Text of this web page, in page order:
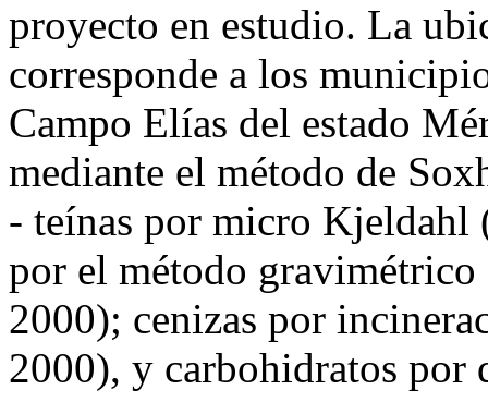
proyecto en estudio. La
corresponde a los
Campo Elías del estado
mediante el método de
- teínas por micro Kjeldahl
por el método gravimétrico
2000); cenizas por
2000), y carbohidratos por